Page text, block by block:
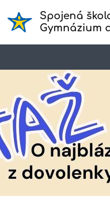
Spojená
Gymnázium